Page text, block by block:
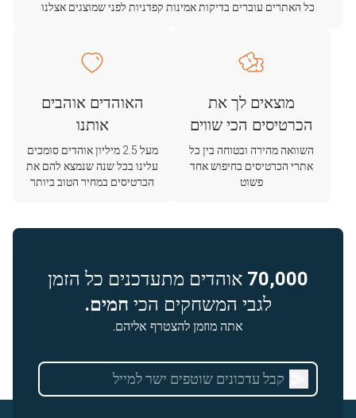
כל האתרים עוברים בדיקות אמינות קפדניות לפני שמוצגים אצלנו
מוצאים לך את
הכרטיסים הכי שווים
השוואה מהירה ובטוחה בין כל
אתרי הכרטיסים בחיפוש אחד
פשוט
האוהדים אוהבים
אותנו
מעל 2.5 מיליון אוהדים סומכים
עלינו בכל שנה שנמצא להם את
הכרטיסים במחיר הטוב ביותר
70,000 אוהדים מתעדכנים כל הזמן
לגבי המשחקים הכי חמים.
אתה מוזמן להצטרף אליהם.